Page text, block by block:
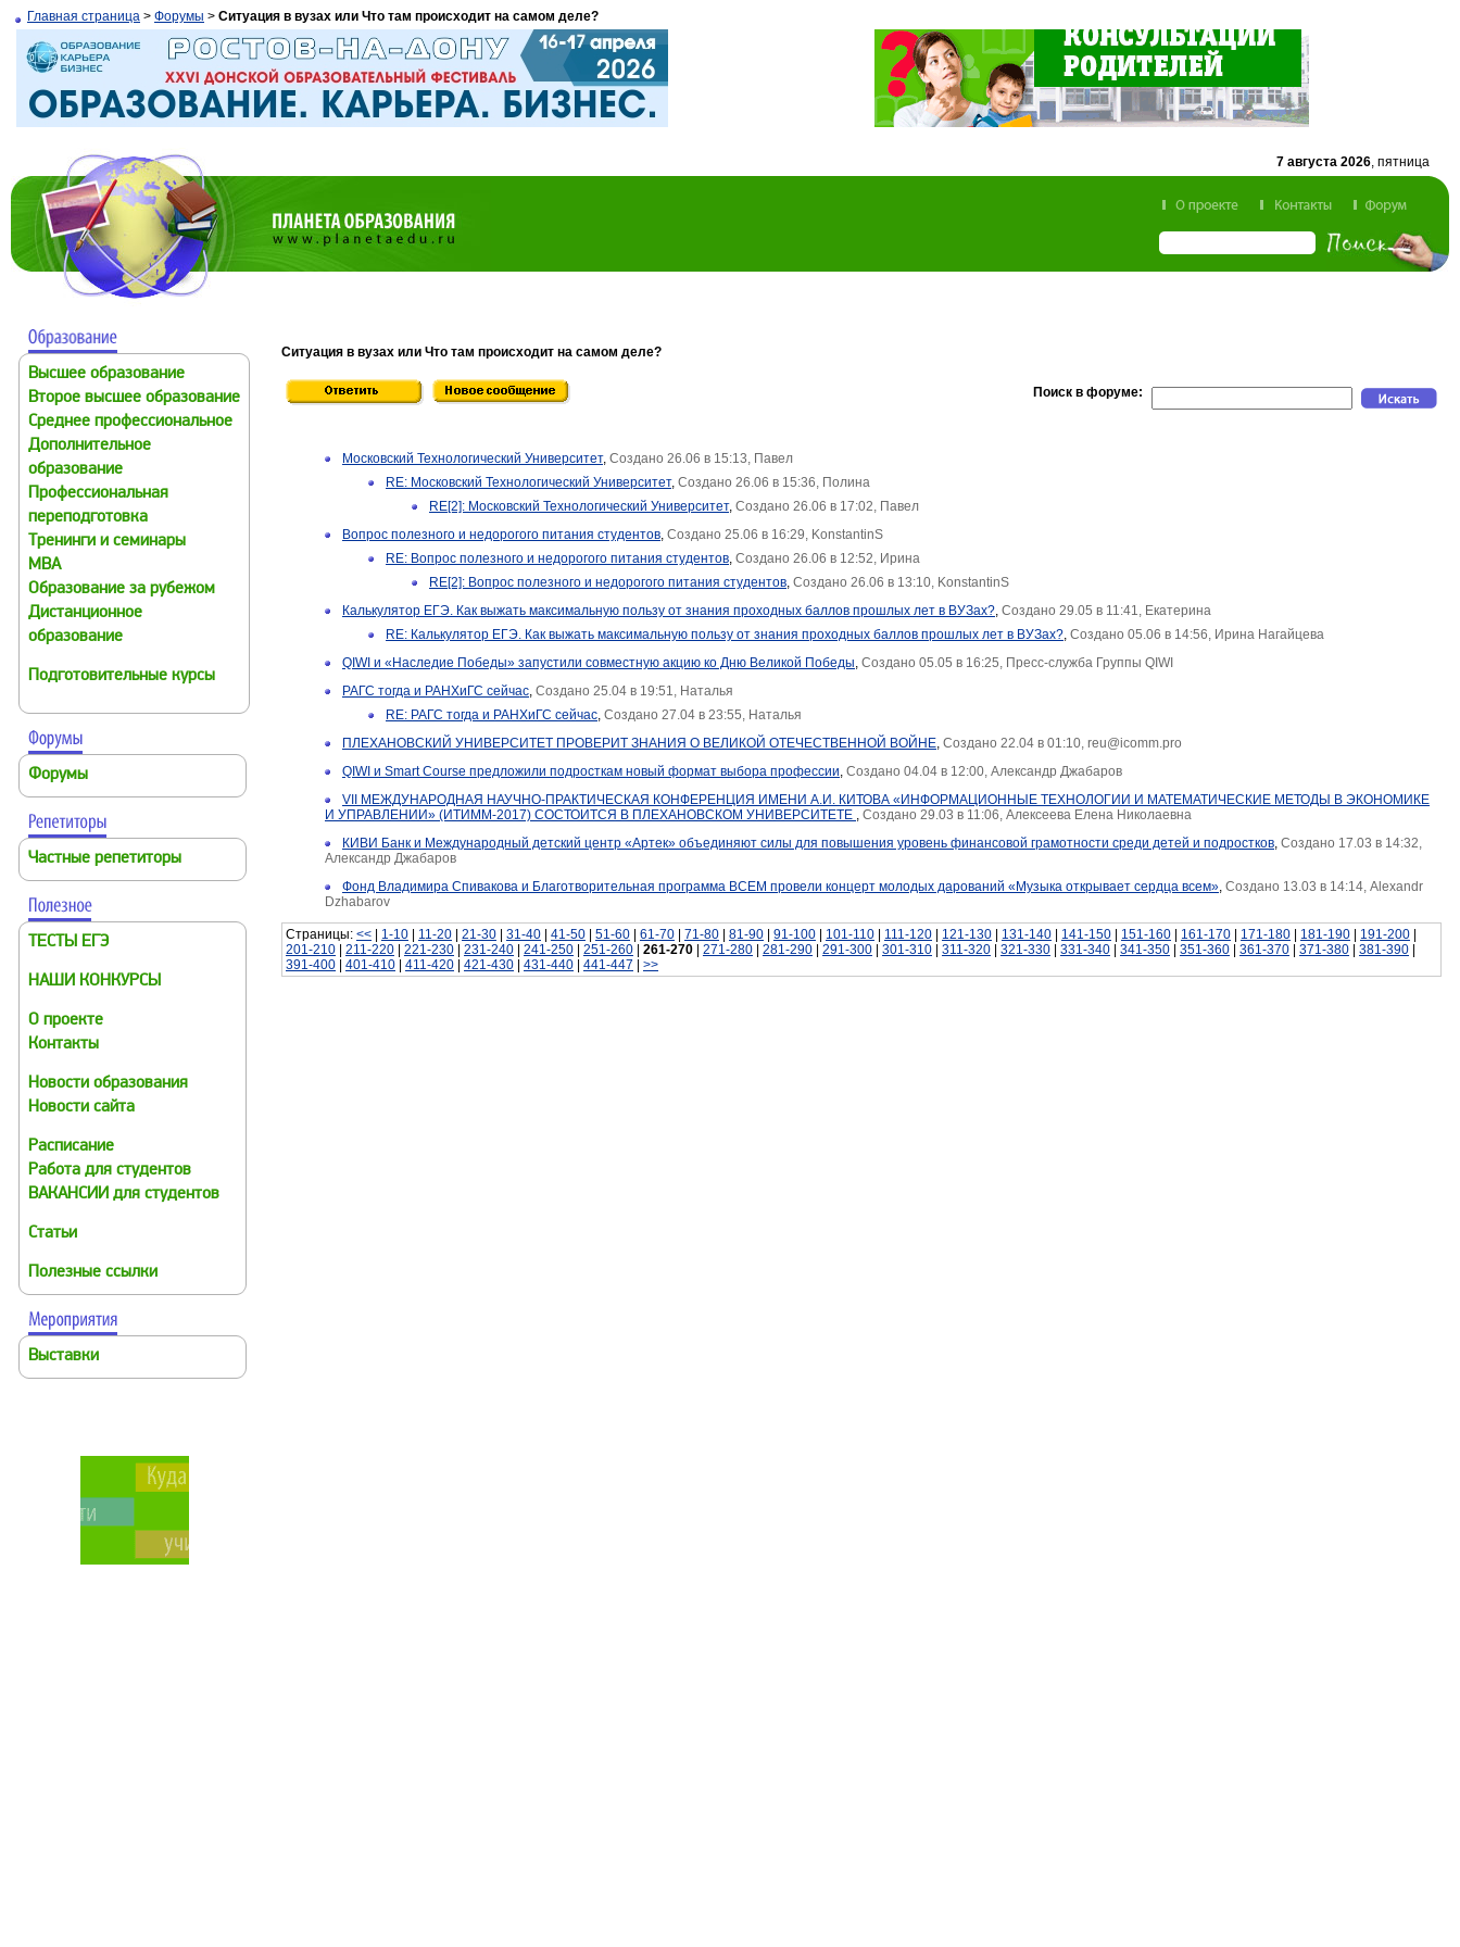
Главная страница > Форумы > Ситуация в вузах или Что там происходит на самом деле?
7 августа 2026, пятница
Высшее образование
Второе высшее образование
Среднее профессиональное
Дополнительное
образование
Профессиональная
переподготовка
Тренинги и семинары
MBA
Образование за рубежом
Дистанционное
образование
Подготовительные курсы
Форумы
Частные репетиторы
ТЕСТЫ ЕГЭ
НАШИ КОНКУРСЫ
О проекте
Контакты
Новости образования
Новости сайта
Расписание
Работа для студентов
ВАКАНСИИ для студентов
Статьи
Полезные ссылки
Выставки
Ситуация в вузах или Что там происходит на самом деле?
Поиск в форуме:
Московский Технологический Университет, Создано 26.06 в 15:13, Павел
RE: Московский Технологический Университет, Создано 26.06 в 15:36, Полина
RE[2]: Московский Технологический Университет, Создано 26.06 в 17:02, Павел
Вопрос полезного и недорогого питания студентов, Создано 25.06 в 16:29, KonstantinS
RE: Вопрос полезного и недорогого питания студентов, Создано 26.06 в 12:52, Ирина
RE[2]: Вопрос полезного и недорогого питания студентов, Создано 26.06 в 13:10, KonstantinS
Калькулятор ЕГЭ. Как выжать максимальную пользу от знания проходных баллов прошлых лет в ВУЗах?, Создано 29.05 в 11:41, Екатерина
RE: Калькулятор ЕГЭ. Как выжать максимальную пользу от знания проходных баллов прошлых лет в ВУЗах?, Создано 05.06 в 14:56, Ирина Нагайцева
QIWI и «Наследие Победы» запустили совместную акцию ко Дню Великой Победы, Создано 05.05 в 16:25, Пресс-служба Группы QIWI
РАГС тогда и РАНХиГС сейчас, Создано 25.04 в 19:51, Наталья
RE: РАГС тогда и РАНХиГС сейчас, Создано 27.04 в 23:55, Наталья
ПЛЕХАНОВСКИЙ УНИВЕРСИТЕТ ПРОВЕРИТ ЗНАНИЯ О ВЕЛИКОЙ ОТЕЧЕСТВЕННОЙ ВОЙНЕ, Создано 22.04 в 01:10, reu@icomm.pro
QIWI и Smart Course предложили подросткам новый формат выбора профессии, Создано 04.04 в 12:00, Александр Джабаров
VII МЕЖДУНАРОДНАЯ НАУЧНО-ПРАКТИЧЕСКАЯ КОНФЕРЕНЦИЯ ИМЕНИ А.И. КИТОВА «ИНФОРМАЦИОННЫЕ ТЕХНОЛОГИИ И МАТЕМАТИЧЕСКИЕ МЕТОДЫ В ЭКОНОМИКЕ
И УПРАВЛЕНИИ» (ИТИММ-2017) СОСТОИТСЯ В ПЛЕХАНОВСКОМ УНИВЕРСИТЕТЕ , Создано 29.03 в 11:06, Алексеева Елена Николаевна
КИВИ Банк и Международный детский центр «Артек» объединяют силы для повышения уровень финансовой грамотности среди детей и подростков, Создано 17.03 в 14:32,
Александр Джабаров
Фонд Владимира Спивакова и Благотворительная программа ВСЕМ провели концерт молодых дарований «Музыка открывает сердца всем», Создано 13.03 в 14:14, Alexandr
Dzhabarov
Страницы: << 1-10 11-20 21-30 31-40 41-50 51-60 61-70 71-80 81-90 91-100 101-110 111-120 121-130 131-140 141-150 151-160 161-170 171-180 181-190 191-200
201-210
211-220 221-230 231-240 241-250 251-260 261-270 271-280 281-290 291-300 301-310 311-320 321-330 331-340 341-350 351-360 361-370 371-380 381-390
391-400
401-410 411-420 421-430 431-440 441-447 >>